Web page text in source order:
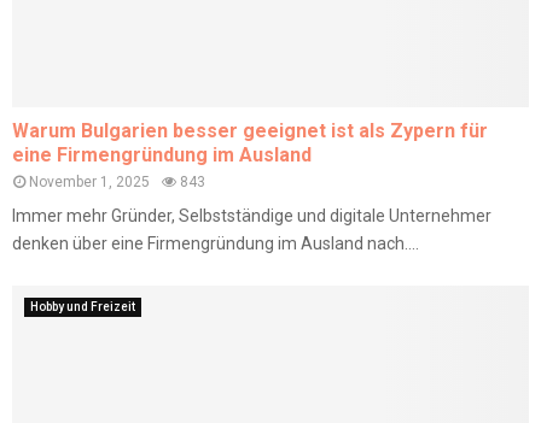
Warum Bulgarien besser geeignet ist als Zypern für
eine Firmengründung im Ausland
November 1, 2025 843
Immer mehr Gründer, Selbstständige und digitale Unternehmer
denken über eine Firmengründung im Ausland nach....
Hobby und Freizeit